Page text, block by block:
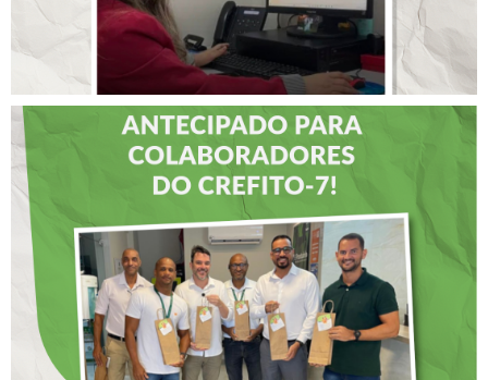
DIA DOS PAIS É
ANTECIPADO PARA
COLABORADORES DO
CREFITO-7